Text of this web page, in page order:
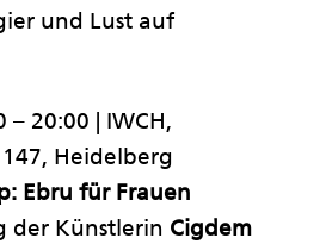
und Lust auf
– 20:00 | IWCH,
Heidelberg
Ebru für Frauen
der Künstlerin Cigdem